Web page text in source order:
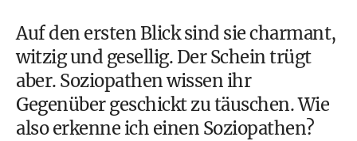
Auf den ersten Blick sind sie charmant,
witzig und gesellig. Der Schein trügt
aber. Soziopathen wissen ihr
Gegenüber geschickt zu täuschen. Wie
also erkenne ich einen Soziopathen?